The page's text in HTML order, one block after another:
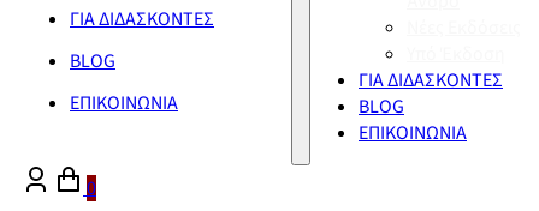
ΓΙΑ ΔΙΔΑΣΚΟΝΤΕΣ
BLOG
ΕΠΙΚΟΙΝΩΝΙΑ
ΓΙΑ ΔΙΔΑΣΚΟΝΤΕΣ
BLOG
ΕΠΙΚΟΙΝΩΝΙΑ
0